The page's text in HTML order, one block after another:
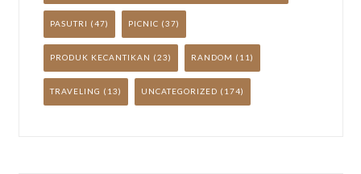
PASUTRI (47) PICNIC (37)
PRODUK KECANTIKAN (23) RANDOM (11)
TRAVELING (13) UNCATEGORIZED (174)